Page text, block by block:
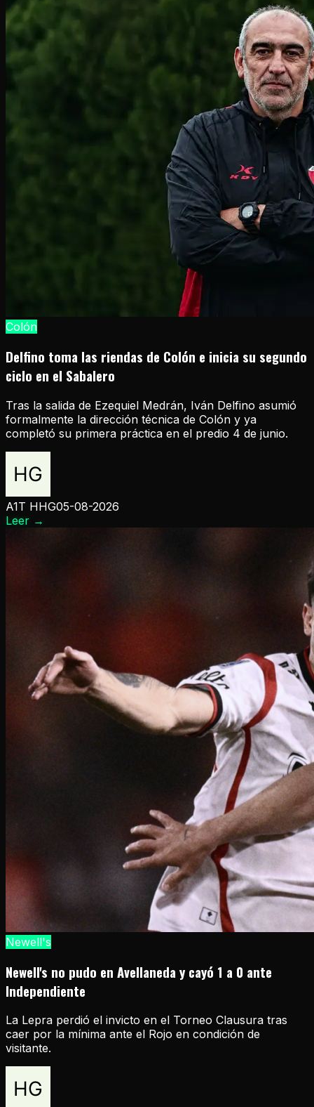
Colón
Delfino toma las riendas de Colón e inicia su segundo
ciclo en el Sabalero
Tras la salida de Ezequiel Medrán, Iván Delfino asumió
formalmente la dirección técnica de Colón y ya
completó su primera práctica en el predio 4 de junio.
A1T HHG05-08-2026
Leer →
Newell's
Newell's no pudo en Avellaneda y cayó 1 a 0 ante
Independiente
La Lepra perdió el invicto en el Torneo Clausura tras
caer por la mínima ante el Rojo en condición de
visitante.